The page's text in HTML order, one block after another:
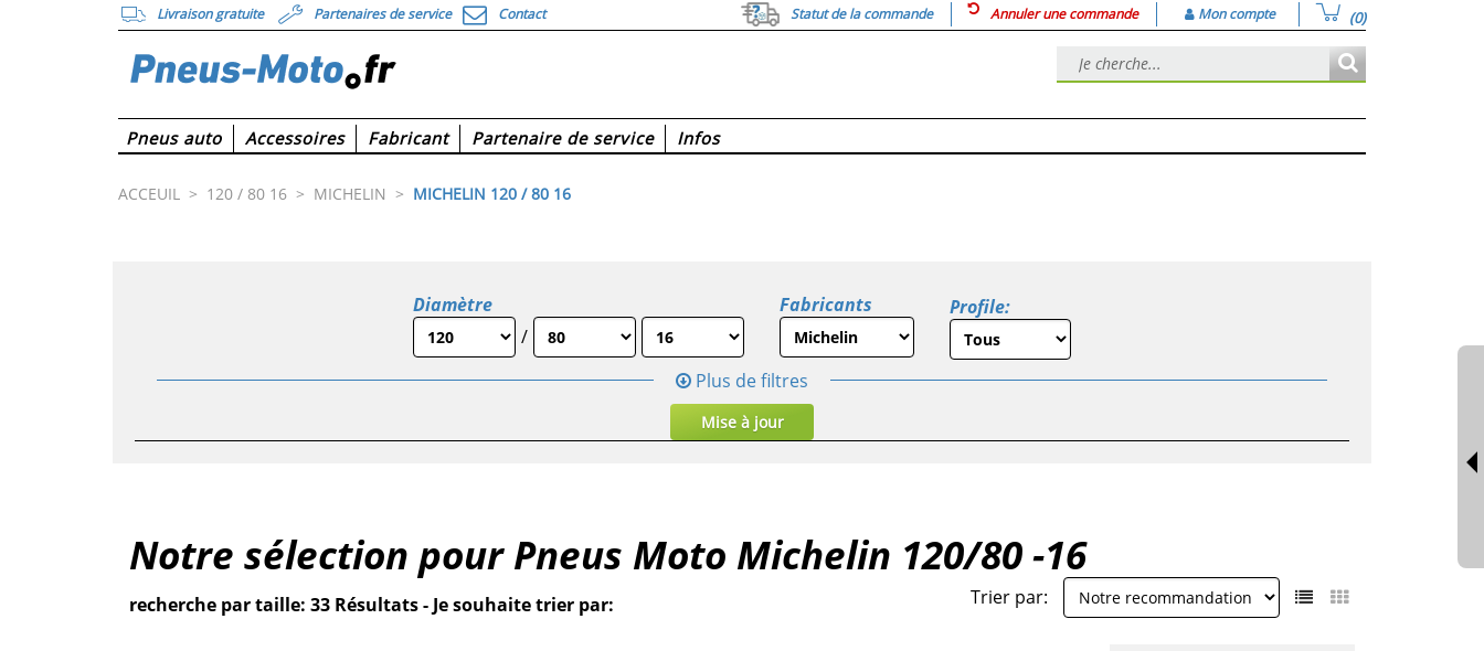
Livraison gratuite Partenaires de service Contact Statut de la commande Annuler une commande Mon compte (0)
Pneus auto Accessoires Fabricant Partenaire de service Infos
ACCEUIL > 120 / 80 16 > MICHELIN > MICHELIN 120 / 80 16
Diamètre
/
Fabricants Profile:
Plus de filtres
Mise à jour
Notre sélection pour Pneus Moto Michelin 120/80 -16
recherche par taille: 33 Résultats - Je souhaite trier par: Trier par: